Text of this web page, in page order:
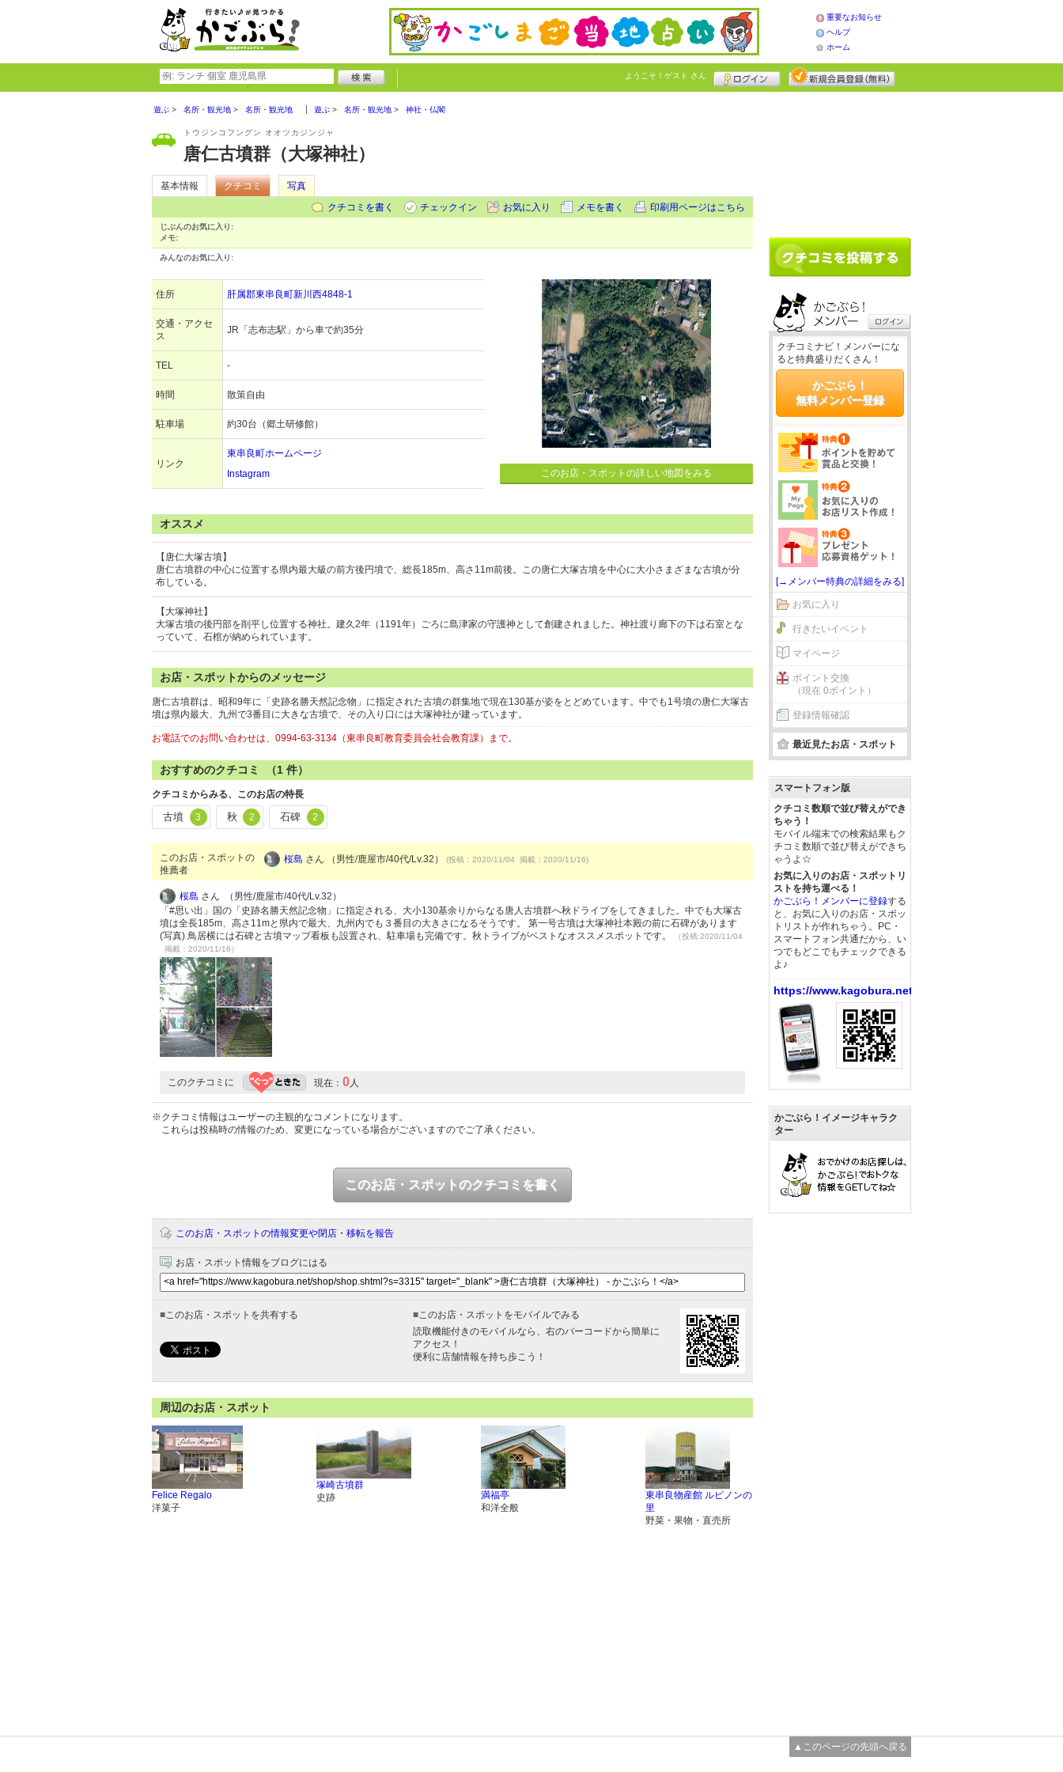
重要なお知らせ
ヘルプ
ホーム
ようこそ！ ゲスト さん
遊ぶ 名所・観光地 名所・観光地 遊ぶ 名所・観光地 神社・仏閣
トウジンコフングン オオツカジンジャ
唐仁古墳群（大塚神社）
基本情報 クチコミ
写真
クチコミを書く
チェックイン お気に入り メモを書く 印刷用ページはこちら
じぶんのお気に入り:
メモ:
みんなのお気に入り:
住所 肝属郡東串良町新川西4848-1
交通・アクセ
ス
JR「志布志駅」から車で約35分
TEL -
時間 散策自由
駐車場 約30台（郷土研修館）
リンク
東串良町ホームページ
Instagram
このお店・スポットの詳しい地図をみる
オススメ
【唐仁大塚古墳】
唐仁古墳群の中心に位置する県内最大級の前方後円墳で、総長185m、高さ11m前後。この唐仁大塚古墳を中心に大小さまざまな古墳が分
布している。
【大塚神社】
大塚古墳の後円部を削平し位置する神社。建久2年（1191年）ごろに島津家の守護神として創建されました。神社渡り廊下の下は石室とな
っていて、石棺が納められています。
お店・スポットからのメッセージ
唐仁古墳群は、昭和9年に「史跡名勝天然記念物」に指定された古墳の群集地で現在130基が姿をとどめています。中でも1号墳の唐仁大塚古
墳は県内最大、九州で3番目に大きな古墳で、その入り口には大塚神社が建っています。
お電話でのお問い合わせは、0994-63-3134（東串良町教育委員会社会教育課）まで。
おすすめのクチコミ （1 件）
クチコミからみる、このお店の特長
古墳 3 秋 2 石碑 2
このお店・スポットの
推薦者
桜島 さん （男性/鹿屋市/40代/Lv.32） (投稿：2020/11/04 掲載：2020/11/16)
桜島 さん （男性/鹿屋市/40代/Lv.32）
「#思い出」国の「史跡名勝天然記念物」に指定される、大小130基余りからなる唐人古墳群へ秋ドライブをしてきました。中でも大塚古
墳は全長185m、高さ11mと県内で最大、九州内でも３番目の大きさになるそうです。 第一号古墳は大塚神社本殿の前に石碑があります
(写真) 鳥居横には石碑と古墳マップ看板も設置され、駐車場も完備です。秋トライブがベストなオススメスポットです。
（投稿:2020/11/04
掲載：2020/11/16）
このクチコミに 現在： 0 人
※クチコミ情報はユーザーの主観的なコメントになります。
これらは投稿時の情報のため、変更になっている場合がございますのでご了承ください。
このお店・スポットのクチコミを書く
このお店・スポットの情報変更や閉店・移転を報告
お店・スポット情報をブログにはる
■ このお店・スポットを共有する ■ このお店・スポットをモバイルでみる
読取機能付きのモバイルなら、右のバーコードから簡単に
アクセス！
便利に店舗情報を持ち歩こう！
周辺のお店・スポット
Felice Regalo
洋菓子
塚崎古墳群
史跡
満福亭
和洋全般
東串良物産館 ルピノンの
里
野菜・果物・直売所
クチコミナビ！メンバーにな
ると特典盛りだくさん！
かごぶら！
無料メンバー登録
[→メンバー特典の詳細をみる]
お気に入り
行きたいイベント
マイページ
ポイント交換
（現在 0ポイント）
登録情報確認
最近見たお店・スポット
スマートフォン版
クチコミ数順で並び替えができ
ちゃう！
モバイル端末での検索結果もク
チコミ数順で並び替えができち
ゃうよ☆
お気に入りのお店・スポットリ
ストを持ち運べる！
かごぶら！メンバーに登録する
と、お気に入りのお店・スポッ
トリストが作れちゃう。PC・
スマートフォン共通だから、い
つでもどこでもチェックできる
よ♪
https://www.kagobura.net/
かごぶら！イメージキャラク
ター
▲このページの先頭へ戻る